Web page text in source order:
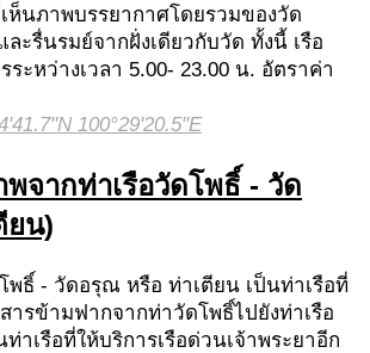
ห็นภาพบรรยากาศโดยรวมของวัด
ะรื่นรมย์จากฝั่งเดียวกับวัด ทั้งนี้ เรือ
ะหว่างเวลา 5.00- 23.00 น. อัตราค่า
100°29'20.5"E
พจากท่าเรือวัดโพธิ์ - วัด
ยน)
- วัดอรุณ หรือ ท่าเตียน เป็นท่าเรือที่
ารข้ามฟากจากท่าวัดโพธิ์ไปยังท่าเรือ
าเรือที่ให้บริการเรือด่วนเจ้าพระยาอีก